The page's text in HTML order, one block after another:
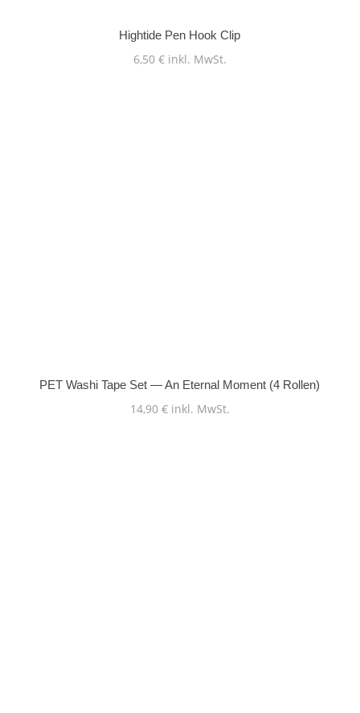
Hightide Pen Hook Clip
6,50 € inkl. MwSt.
PET Washi Tape Set — An Eternal Moment (4 Rollen)
14,90 € inkl. MwSt.